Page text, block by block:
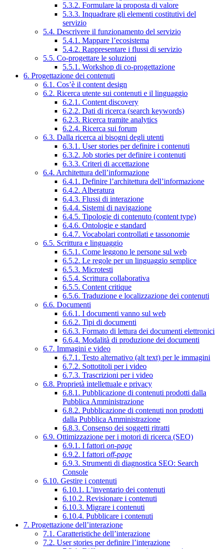
5.3.2. Formulare la proposta di valore
5.3.3. Inquadrare gli elementi costitutivi del
servizio
5.4. Descrivere il funzionamento del servizio
5.4.1. Mappare l’ecosistema
5.4.2. Rappresentare i flussi di servizio
5.5. Co-progettare le soluzioni
5.5.1. Workshop di co-progettazione
6. Progettazione dei contenuti
6.1. Cos’è il content design
6.2. Ricerca utente sui contenuti e il linguaggio
6.2.1. Content discovery
6.2.2. Dati di ricerca (search keywords)
6.2.3. Ricerca tramite analytics
6.2.4. Ricerca sui forum
6.3. Dalla ricerca ai bisogni degli utenti
6.3.1. User stories per definire i contenuti
6.3.2. Job stories per definire i contenuti
6.3.3. Criteri di accettazione
6.4. Architettura dell’informazione
6.4.1. Definire l’architettura dell’informazione
6.4.2. Alberatura
6.4.3. Flussi di interazione
6.4.4. Sistemi di navigazione
6.4.5. Tipologie di contenuto (content type)
6.4.6. Ontologie e standard
6.4.7. Vocabolari controllati e tassonomie
6.5. Scrittura e linguaggio
6.5.1. Come leggono le persone sul web
6.5.2. Le regole per un linguaggio semplice
6.5.3. Microtesti
6.5.4. Scrittura collaborativa
6.5.5. Content critique
6.5.6. Traduzione e localizzazione dei contenuti
6.6. Documenti
6.6.1. I documenti vanno sul web
6.6.2. Tipi di documenti
6.6.3. Formato di lettura dei documenti elettronici
6.6.4. Modalità di produzione dei documenti
6.7. Immagini e video
6.7.1. Testo alternativo (alt text) per le immagini
6.7.2. Sottotitoli per i video
6.7.3. Trascrizioni per i video
6.8. Proprietà intellettuale e privacy
6.8.1. Pubblicazione di contenuti prodotti dalla
Pubblica Amministrazione
6.8.2. Pubblicazione di contenuti non prodotti
dalla Pubblica Amministrazione
6.8.3. Consenso dei soggetti ritratti
6.9. Ottimizzazione per i motori di ricerca (SEO)
6.9.1. I fattori on-page
6.9.2. I fattori off-page
6.9.3. Strumenti di diagnostica SEO: Search
Console
6.10. Gestire i contenuti
6.10.1. L’inventario dei contenuti
6.10.2. Revisionare i contenuti
6.10.3. Migrare i contenuti
6.10.4. Pubblicare i contenuti
7. Progettazione dell’interazione
7.1. Caratteristiche dell’interazione
7.2. User stories per definire l’interazione